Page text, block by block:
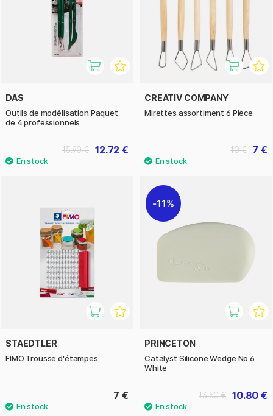
DAS
Outils de modélisation Paquet
de 4 professionnels
12.72 €
15.90 €
CREATIV COMPANY
Mirettes assortiment 6 Pièce
7 €
10 €
STAEDTLER
FIMO Trousse d'étampes
7 €
11%
PRINCETON
Catalyst Silicone Wedge No 6
White
10.80 €
13.50 €